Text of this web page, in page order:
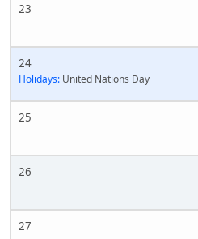
23
24
Holidays: United Nations Day
25
26
27